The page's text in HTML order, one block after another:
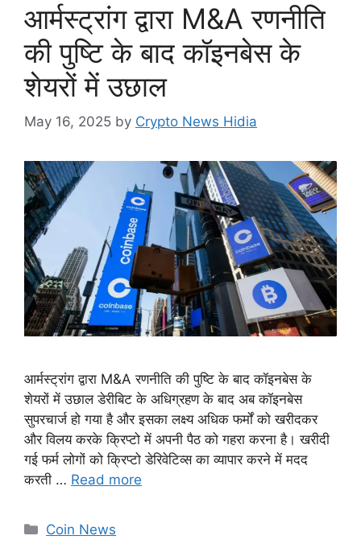
आर्मस्ट्रांग द्वारा M&A रणनीति
की पुष्टि के बाद कॉइनबेस के
शेयरों में उछाल
May 16, 2025 by Crypto News Hidia
आर्मस्ट्रांग द्वारा M&A रणनीति की पुष्टि के बाद कॉइनबेस के
शेयरों में उछाल डेरीबिट के अधिग्रहण के बाद अब कॉइनबेस
सुपरचार्ज हो गया है और इसका लक्ष्य अधिक फर्मों को खरीदकर
और विलय करके क्रिप्टो में अपनी पैठ को गहरा करना है। खरीदी
गई फर्म लोगों को क्रिप्टो डेरिवेटिव्स का व्यापार करने में मदद
करती … Read more
Categories
Coin News